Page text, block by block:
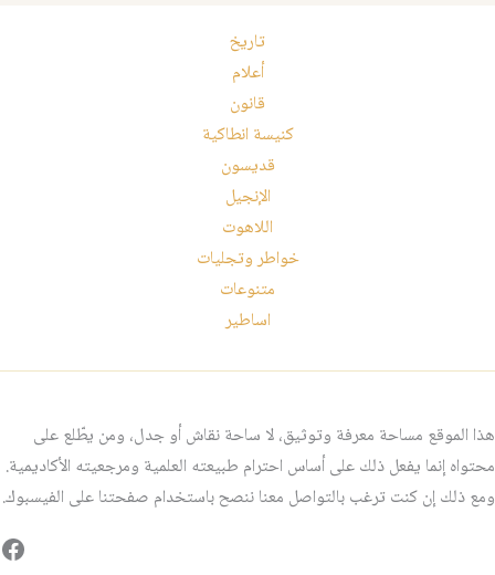
تاريخ
أعلام
قانون
كنيسة انطاكية
قديسون
الإنجيل
اللاهوت
خواطر وتجليات
متنوعات
اساطير
هذا الموقع مساحة معرفة وتوثيق، لا ساحة نقاش أو جدل، ومن يطّلع على
محتواه إنما يفعل ذلك على أساس احترام طبيعته العلمية ومرجعيته الأكاديمية.
ومع ذلك إن كنت ترغب بالتواصل معنا ننصح باستخدام صفحتنا على الفيسبوك.